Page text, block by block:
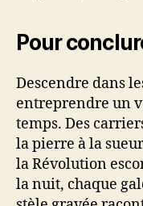
Pour
Descendre dans
entreprendre un
temps. Des
la pierre à la
la Révolution
la nuit, chaque